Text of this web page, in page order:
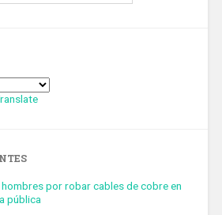
por robar cables de cobre en
pública